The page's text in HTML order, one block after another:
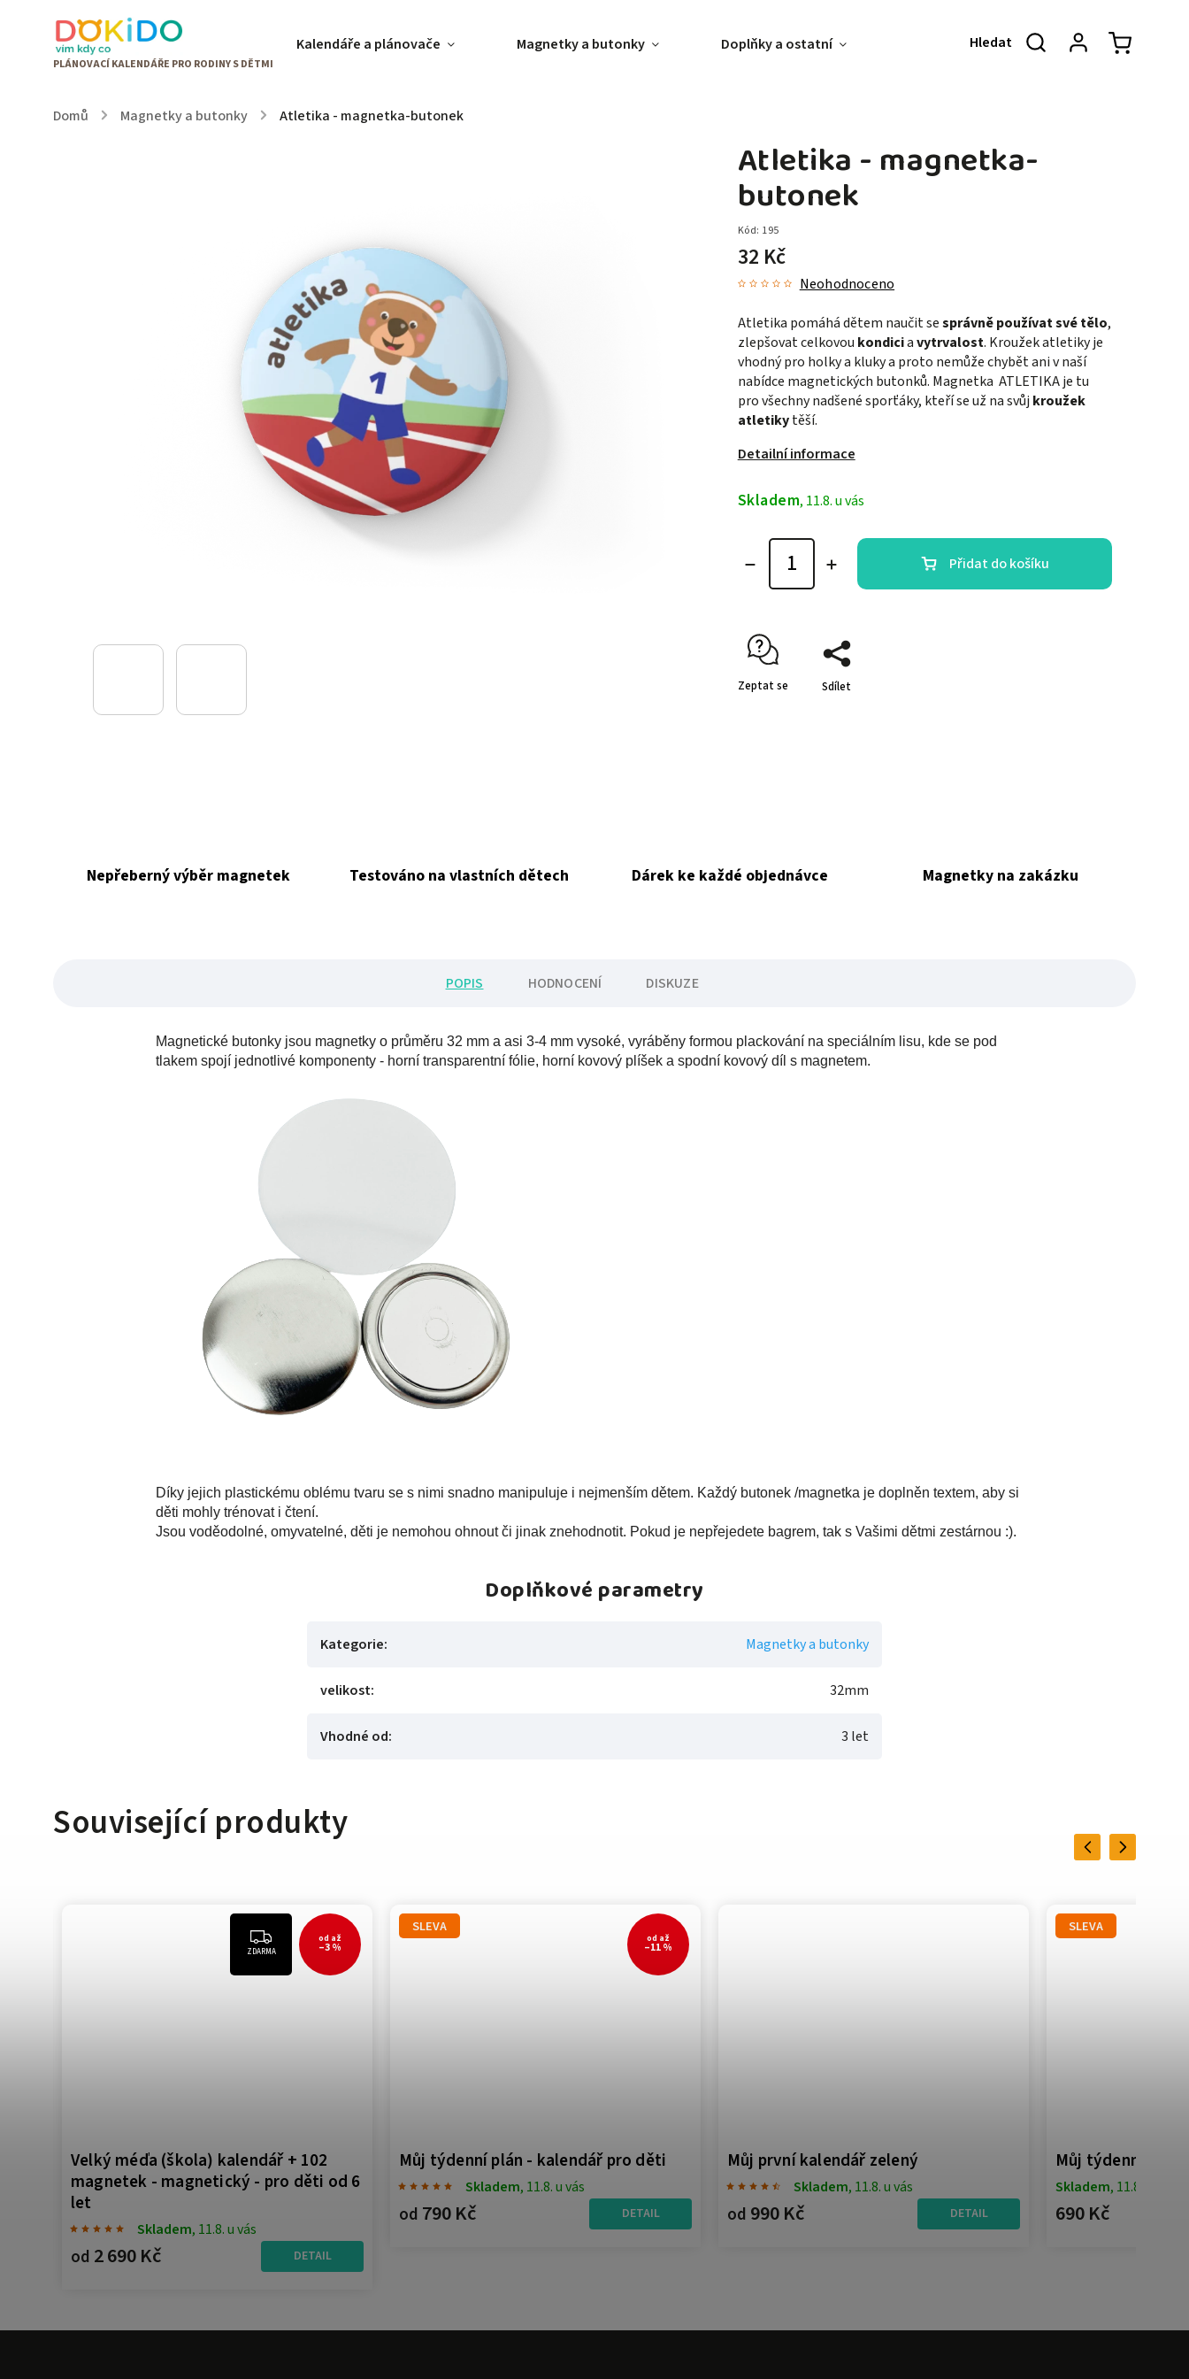
Kalendáře a plánovače Magnetky a butonky Doplňky a ostatní Akce & Slevy O NÁS
Domů / Magnetky a butonky / Atletika - magnetka-butonek
Atletika - magnetka-
butonek
Kód: 195
32 Kč
Neohodnoceno
Atletika pomáhá dětem naučit sesprávně používat své tělo,
zlepšovat celkovou kondiciavytrvalost. Kroužek atletiky je
vhodný pro holky a kluky a proto nemůže chybět ani v naší
nabídce magnetických butonků. Magnetka ATLETIKA je tu
pro všechny nadšené sporťáky, kteří se už na svůj kroužek
atletikytěší.
Detailní informace
Skladem, 11.8. u vás
Přidat do košíku
Zeptat se Sdílet
Nepřeberný výběr magnetek Testováno na vlastních dětech Dárek ke každé objednávce Magnetky na zakázku
POPIS HODNOCENÍ DISKUZE
Magnetické butonky jsou magnetky o průměru 32 mm a asi 3-4 mm vysoké, vyráběny formou plackování na speciálním lisu, kde se pod
tlakem spojí jednotlivé komponenty - horní transparentní fólie, horní kovový plíšek a spodní kovový díl s magnetem.
Díky jejich plastickému oblému tvaru se s nimi snadno manipuluje i nejmenším dětem. Každý butonek /magnetka je doplněn textem, aby si
děti mohly trénovat i čtení.
Jsou voděodolné, omyvatelné, děti je nemohou ohnout či jinak znehodnotit. Pokud je nepřejedete bagrem, tak s Vašimi dětmi zestárnou :).
Doplňkové parametry
Kategorie: Magnetky a butonky
velikost: 32mm
Vhodné od: 3 let
Související produkty
Previous
ZDARMA
od až
–3 %
Velký méďa (škola) kalendář + 102
magnetek - magnetický - pro děti od 6
let
Skladem, 11.8. u vás
od 2 690 Kč DETAIL
SLEVA
od až
–11 %
Můj týdenní plán - kalendář pro děti
Skladem, 11.8. u vás
od 790 Kč DETAIL
Můj první kalendář zelený
Skladem, 11.8. u vás
od 990 Kč DETAIL
SLEVA
Můj týdenní plán
Skladem, 11.8. u vás
690 Kč
Next